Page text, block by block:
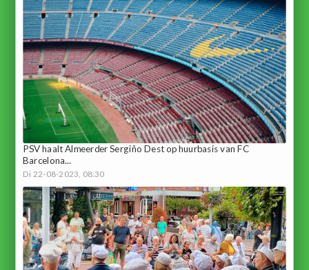
PSV haalt Almeerder Sergiño Dest op huurbasis van FC
Barcelona...
Di 22-08-2023, 08:30